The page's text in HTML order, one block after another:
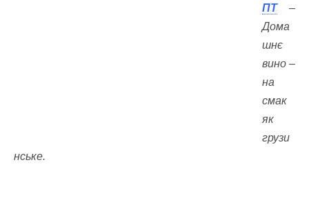
ПТ–
Дома
шнє
вино –
на
смак
як
грузи
нське.